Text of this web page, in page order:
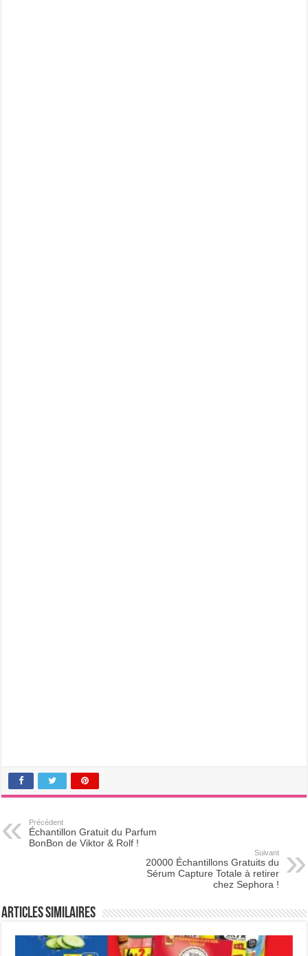
Précédent
Échantillon Gratuit du Parfum
BonBon de Viktor & Rolf !
Suivant
20000 Échantillons Gratuits du
Sérum Capture Totale à retirer
chez Sephora !
Articles Similaires